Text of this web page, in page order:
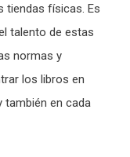
tiendas físicas. Es
talento de estas
normas y
los libros en
también en cada